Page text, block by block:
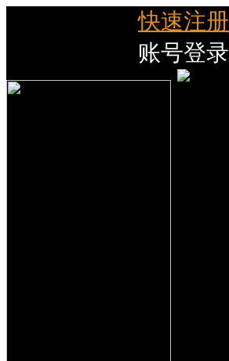
快速注册
账号登录